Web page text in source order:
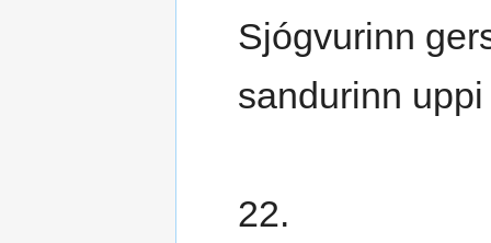
Sjógvurinn
sandurinn
22.